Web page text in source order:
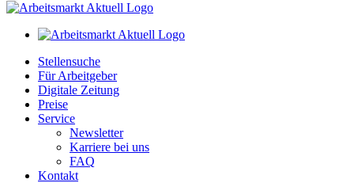
Stellensuche
Für Arbeitgeber
Digitale Zeitung
Preise
Service
Newsletter
Karriere bei uns
FAQ
Kontakt